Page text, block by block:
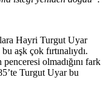
Hayri Turgut Uyar
aşk çok fırtınalıydı.
olmadığını fark
Turgut Uyar bu